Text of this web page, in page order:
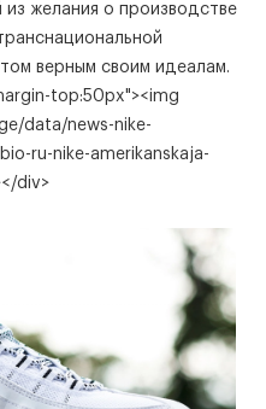
желания о производстве
верным своим идеалам.
top:50px"><img
data/news-nike-
ru-nike-amerikanskaja-
div>